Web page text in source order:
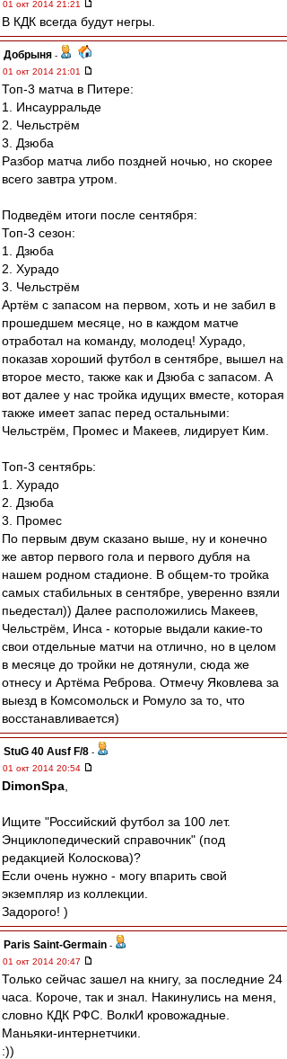
01 окт 2014 21:21
В КДК всегда будут негры.
Добрыня -
01 окт 2014 21:01
Топ-3 матча в Питере:
1. Инсаурральде
2. Чельстрём
3. Дзюба
Разбор матча либо поздней ночью, но скорее
всего завтра утром.
Подведём итоги после сентября:
Топ-3 сезон:
1. Дзюба
2. Хурадо
3. Чельстрём
Артём с запасом на первом, хоть и не забил в
прошедшем месяце, но в каждом матче
отработал на команду, молодец! Хурадо,
показав хороший футбол в сентябре, вышел на
второе место, также как и Дзюба с запасом. А
вот далее у нас тройка идущих вместе, которая
также имеет запас перед остальными:
Чельстрём, Промес и Макеев, лидирует Ким.
Топ-3 сентябрь:
1. Хурадо
2. Дзюба
3. Промес
По первым двум сказано выше, ну и конечно
же автор первого гола и первого дубля на
нашем родном стадионе. В общем-то тройка
самых стабильных в сентябре, уверенно взяли
пьедестал)) Далее расположились Макеев,
Чельстрём, Инса - которые выдали какие-то
свои отдельные матчи на отлично, но в целом
в месяце до тройки не дотянули, сюда же
отнесу и Артёма Реброва. Отмечу Яковлева за
выезд в Комсомольск и Ромуло за то, что
восстанавливается)
StuG 40 Ausf F/8 -
01 окт 2014 20:54
DimonSpa
Ищите "Российский футбол за 100 лет.
Энциклопедический справочник" (под
редакцией Колоскова)?
Если очень нужно - могу впарить свой
экземпляр из коллекции.
Задорого! )
Paris Saint-Germain -
01 окт 2014 20:47
Только сейчас зашел на книгу, за последние 24
часа. Короче, так и знал. Накинулись на меня,
словно КДК РФС. ВолкИ кровожадные.
Маньяки-интернетчики.
:))